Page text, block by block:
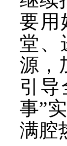
要用
堂、
源，
引
事”
满腔